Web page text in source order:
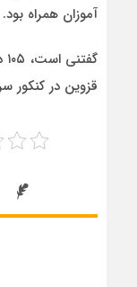
آموزان همراه بود.
قزوین در کنکور